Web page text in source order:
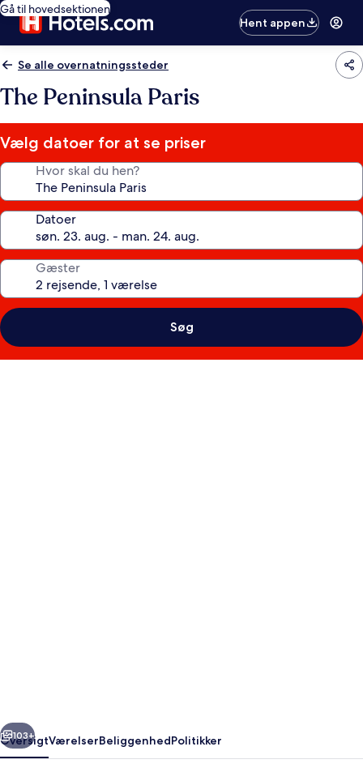
Gå til hovedsektionen
Hent appen
Se alle overnatningssteder
The Peninsula Paris
Vælg datoer for at se priser
Hvor skal du hen?
Datoer
Gæster
Søg
Næste
103+
OversigtVærelserBeliggenhedPolitikker